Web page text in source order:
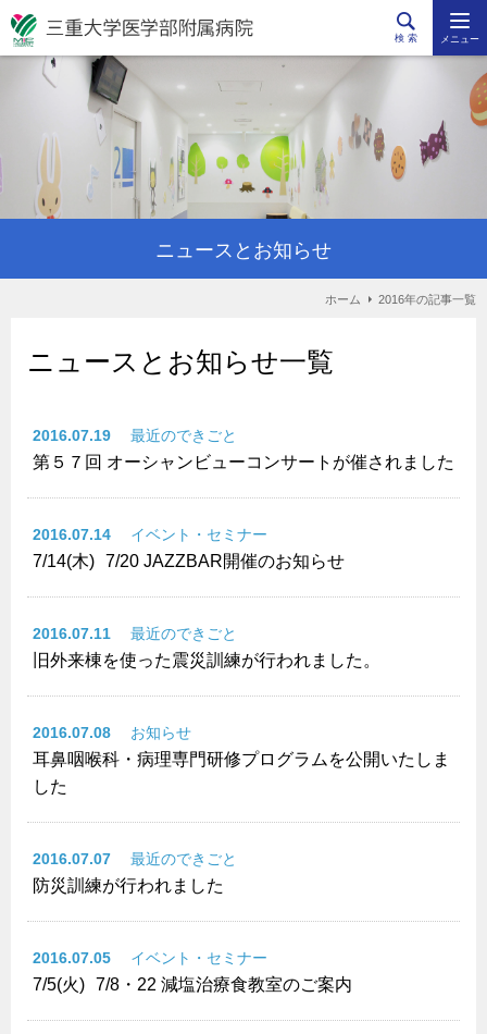
検 索 メニュー
ニュースとお知らせ
ホーム 2016年の記事一覧
ニュースとお知らせ一覧
2016.07.19 最近のできごと
第５７回 オーシャンビューコンサートが催されました
2016.07.14 イベント・セミナー
7/14(木) 7/20 JAZZBAR開催のお知らせ
2016.07.11 最近のできごと
旧外来棟を使った震災訓練が行われました。
2016.07.08 お知らせ
耳鼻咽喉科・病理専門研修プログラムを公開いたしま
した
2016.07.07 最近のできごと
防災訓練が行われました
2016.07.05 イベント・セミナー
7/5(火) 7/8・22 減塩治療食教室のご案内